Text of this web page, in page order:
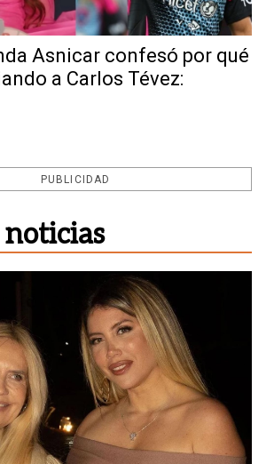
Asnicar confesó por qué
a Carlos Tévez:
PUBLICIDAD